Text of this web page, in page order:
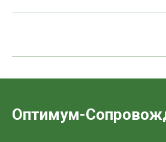
Оптимум-